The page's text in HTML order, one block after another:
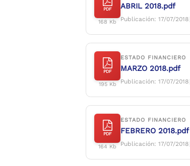
PDF
168 Kb
ABRIL 2018.pdf
Publicación: 17/07/2018|
PDF
195 Kb
ESTADO FINANCIERO
MARZO 2018.pdf
Publicación: 17/07/2018|
PDF
164 Kb
ESTADO FINANCIERO
FEBRERO 2018.pdf
Publicación: 17/07/2018|